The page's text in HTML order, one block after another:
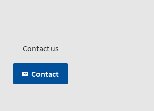
Contact us
Contact